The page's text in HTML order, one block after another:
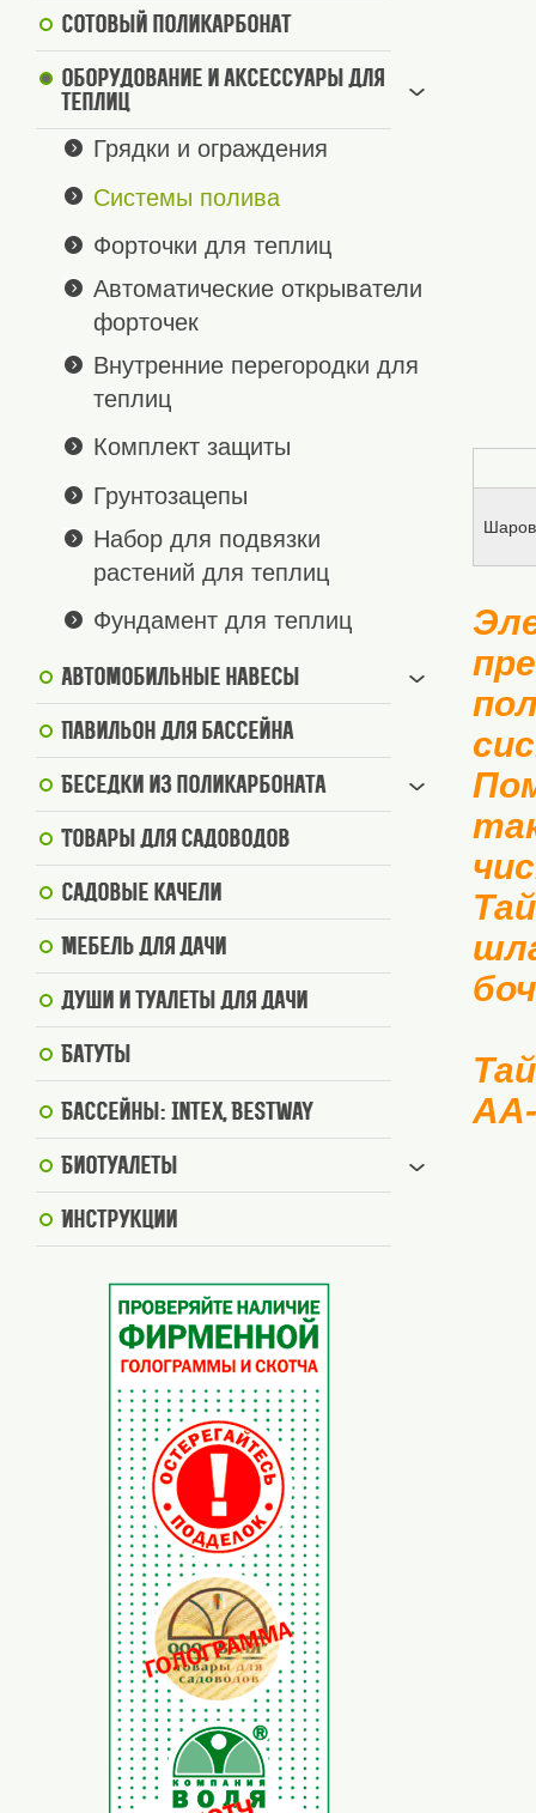
Сотовый поликарбонат
Оборудование и аксессуары для
теплиц
Грядки и ограждения
Системы полива
Форточки для теплиц
Автоматические открыватели
форточек
Внутренние перегородки для
теплиц
Комплект защиты
Грунтозацепы
Набор для подвязки
растений для теплиц
Фундамент для теплиц
Автомобильные навесы
Павильон для бассейна
Беседки из поликарбоната
Товары для садоводов
Садовые качели
Мебель для дачи
Души и туалеты для дачи
Батуты
Бассейны: Intex, BestWay
Биотуалеты
Инструкции